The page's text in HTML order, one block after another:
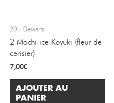
20 - Desserts
2 Mochi ice Koyuki (fleur de
cerisier)
7,00€
AJOUTER AU
PANIER